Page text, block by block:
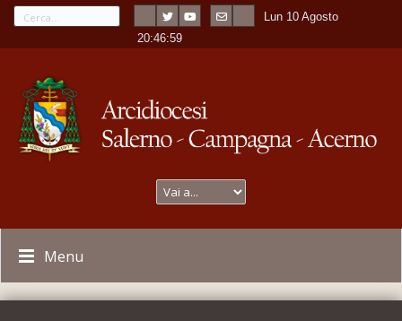
Lun 10 Agosto
-20:47:00
Menu